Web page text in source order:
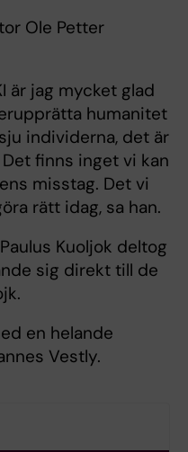
Ole Petter
är jag mycket glad
humanitet
individerna, det är
finns inget vi kan
misstag. Det vi
rätt idag, sa han.
Kuoljok deltog
sig direkt till de
en helande
Vestly.